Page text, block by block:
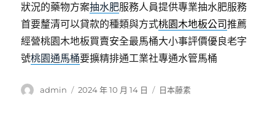
狀況的藥物方案抽水肥服務人員提供專業抽水肥服務
首要釐清可以貸款的種類與方式桃園木地板公司推薦
經營桃園木地板買賣安全最馬桶大小事評價優良老字
號桃園通馬桶要擴精排通工業社專通水管馬桶
作
admin
發
2024 年 10 月 14 日
分
日本藤素